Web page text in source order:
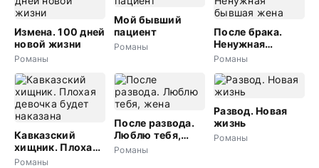
Измена. 100 дней
новой жизни
Романы
Мой бывший
пациент
Романы
После брака.
Ненужная
бывшая жена
Романы
Кавказский
хищник. Плохая
девочка будет
Романы
После развода.
Люблю тебя,
жена
Романы
Развод. Новая
жизнь
Романы